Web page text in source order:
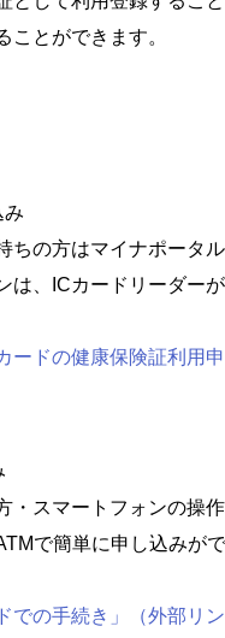
ことができます。
み
ちの方はマイナポータル
は、ICカードリーダーが
ードの健康保険証利用申
・スマートフォンの操作
で簡単に申し込みがで
での手続き」（外部リン